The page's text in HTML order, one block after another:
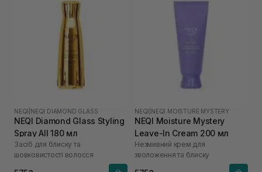
NEQI NEQI DIAMOND GLASS
NEQI Diamond Glass Styling
Spray All 180 мл
Засіб для блиску та
шовковистості волосся
NEQI NEQI MOISTURE MYSTERY
NEQI Moisture Mystery
Leave-In Cream 200 мл
Незмивний крем для
зволоження та блиску